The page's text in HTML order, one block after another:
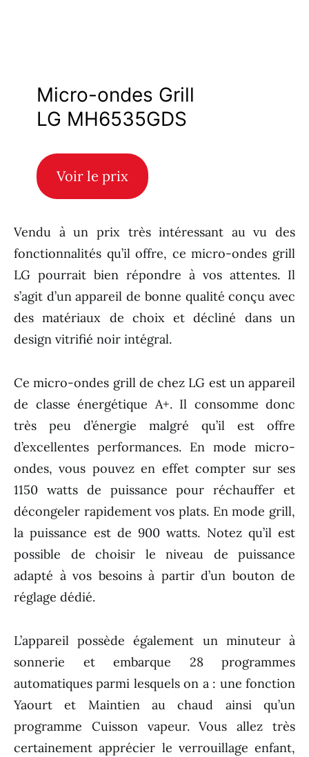
Micro-ondes Grill
LG MH6535GDS
Voir le prix
Vendu à un prix très intéressant au vu des
fonctionnalités qu’il offre, ce micro-ondes grill
LG pourrait bien répondre à vos attentes. Il
s’agit d’un appareil de bonne qualité conçu avec
des matériaux de choix et décliné dans un
design vitrifié noir intégral.
Ce micro-ondes grill de chez LG est un appareil
de classe énergétique A+. Il consomme donc
très peu d’énergie malgré qu’il est offre
d’excellentes performances. En mode micro-
ondes, vous pouvez en effet compter sur ses
1150 watts de puissance pour réchauffer et
décongeler rapidement vos plats. En mode grill,
la puissance est de 900 watts. Notez qu’il est
possible de choisir le niveau de puissance
adapté à vos besoins à partir d’un bouton de
réglage dédié.
L’appareil possède également un minuteur à
sonnerie et embarque 28 programmes
automatiques parmi lesquels on a : une fonction
Yaourt et Maintien au chaud ainsi qu’un
programme Cuisson vapeur. Vous allez très
certainement apprécier le verrouillage enfant,